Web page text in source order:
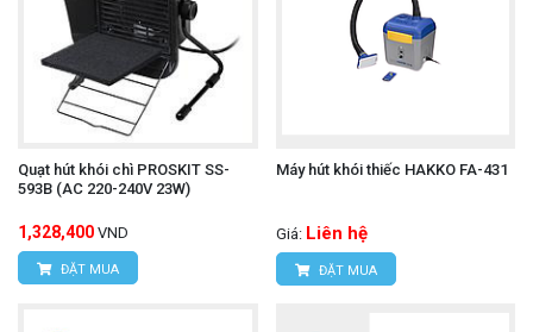
Quạt hút khói chì PROSKIT SS-
593B (AC 220-240V 23W)
1,328,400 VND
ĐẶT MUA
Máy hút khói thiếc HAKKO FA-431
Giá: Liên hệ
ĐẶT MUA